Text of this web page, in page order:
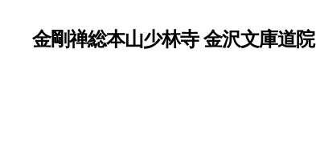
金剛禅総本山少林寺 金沢文庫道院